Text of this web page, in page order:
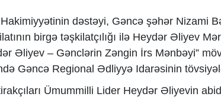
dəstəyi, Gəncə şəhər Nizami
birgə təşkilatçılığı ilə Heydər Əliyev
Əliyev – Gənclərin Zəngin İrs Mənbəyi”
Gəncə Regional Ədliyyə Idarəsinin
Ümummilli Lider Heydər Əliyevin